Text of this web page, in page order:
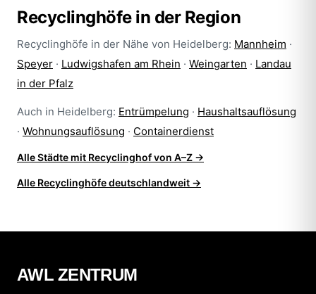
Recyclinghöfe in der Region
Recyclinghöfe in der Nähe von Heidelberg: Mannheim ·
Speyer · Ludwigshafen am Rhein · Weingarten · Landau
in der Pfalz
Auch in Heidelberg: Entrümpelung · Haushaltsauflösung
· Wohnungsauflösung · Containerdienst
Alle Städte mit Recyclinghof von A–Z →
Alle Recyclinghöfe deutschlandweit →
AWL ZENTRUM